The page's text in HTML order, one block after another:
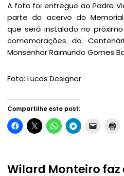
A foto foi entregue ao Padre
parte do acervo do Memorial
que será instalado no
comemorações do
Monsenhor Raimundo Gomes
Foto: Lucas Designer
Compartilhe este post:
Wilard Monteiro